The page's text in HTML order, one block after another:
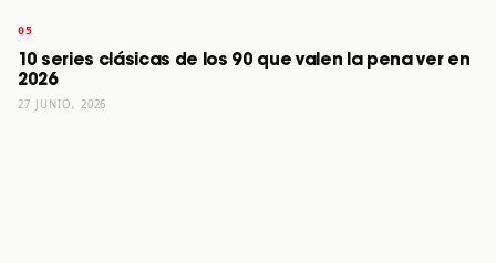
10 series clásicas de los 90 que valen la pena ver en
2026
27 JUNIO, 2026